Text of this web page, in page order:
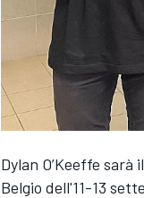
Dylan O’Keeffe
Belgio dell'11-13